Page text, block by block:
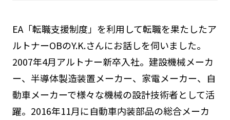
EA「転職支援制度」を利用して転職を果たしたア
ルトナーOBのY.K.さんにお話しを伺いました。
2007年4月アルトナー新卒入社。建設機械メーカ
ー、半導体製造装置メーカー、家電メーカー、自
動車メーカーで様々な機械の設計技術者として活
躍。2016年11月に自動車内装部品の総合メーカ